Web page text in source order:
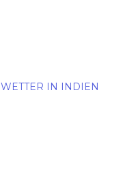
WETTER IN INDIEN